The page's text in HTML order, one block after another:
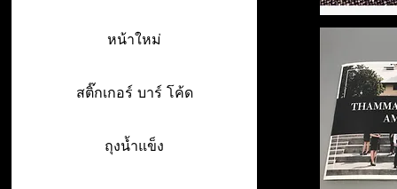
หน้าใหม่
สติ๊กเกอร์ บาร์ โค้ด
ถุงน้ำแข็ง